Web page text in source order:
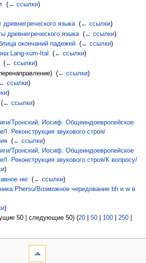
(← ссылки)
языка‎ (← ссылки)
древнегреческого языка (← ссылки)
окончаний падежей (← ссылки)
xum-Ital
(← ссылки)
(← ссылки)
(← ссылки)
← ссылки)
)
(← ссылки)
Тронский, Иосиф. Общеиндоевропейское
I. Реконструкция звукового строя/
(← ссылки)
Тронский, Иосиф. Общеиндоевропейское
I. Реконструкция звукового строя/К вопросу/
)
ню (← ссылки)
Возможное чередование bh и w в
)
50 | следующие 50) (20| 50| 100| 250|